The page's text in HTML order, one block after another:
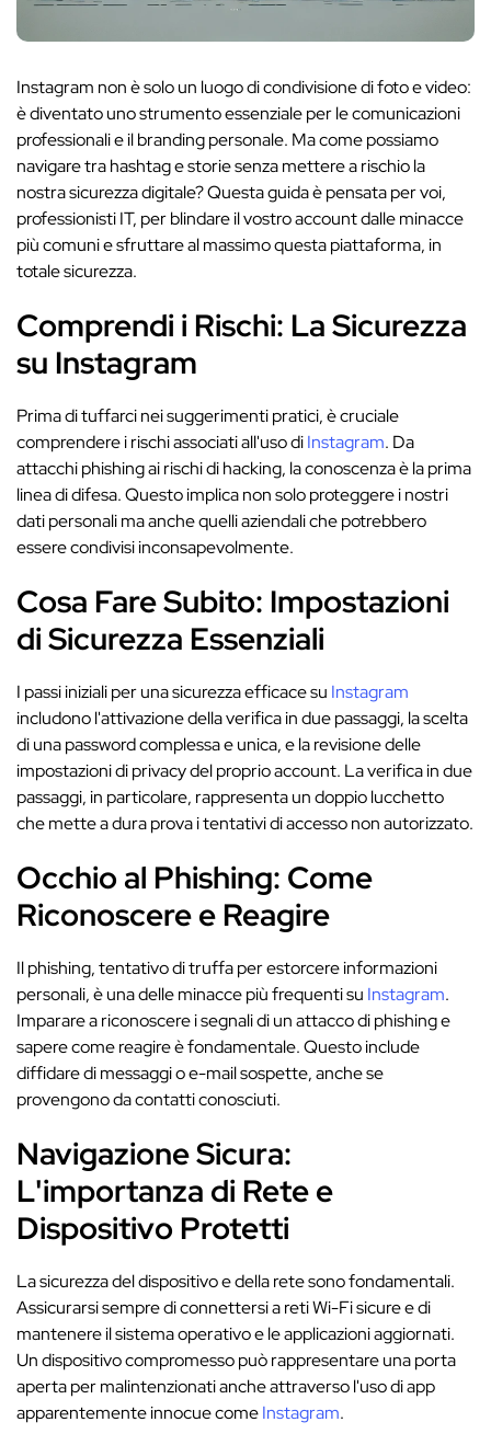
Instagram non è solo un luogo di condivisione di foto e video:
è diventato uno strumento essenziale per le comunicazioni
professionali e il branding personale. Ma come possiamo
navigare tra hashtag e storie senza mettere a rischio la
nostra sicurezza digitale? Questa guida è pensata per voi,
professionisti IT, per blindare il vostro account dalle minacce
più comuni e sfruttare al massimo questa piattaforma, in
totale sicurezza.
Comprendi i Rischi: La Sicurezza
su Instagram
Prima di tuffarci nei suggerimenti pratici, è cruciale
comprendere i rischi associati all'uso diInstagram. Da
attacchi phishing ai rischi di hacking, la conoscenza è la prima
linea di difesa. Questo implica non solo proteggere i nostri
dati personali ma anche quelli aziendali che potrebbero
essere condivisi inconsapevolmente.
Cosa Fare Subito: Impostazioni
di Sicurezza Essenziali
I passi iniziali per una sicurezza efficace su Instagram
includono l'attivazione della verifica in due passaggi, la scelta
di una password complessa e unica, e la revisione delle
impostazioni di privacy del proprio account. La verifica in due
passaggi, in particolare, rappresenta un doppio lucchetto
che mette a dura prova i tentativi di accesso non autorizzato.
Occhio al Phishing: Come
Riconoscere e Reagire
Il phishing, tentativo di truffa per estorcere informazioni
personali, è una delle minacce più frequenti su Instagram.
Imparare a riconoscere i segnali di un attacco di phishing e
sapere come reagire è fondamentale. Questo include
diffidare di messaggi o e-mail sospette, anche se
provengono da contatti conosciuti.
Navigazione Sicura:
L'importanza di Rete e
Dispositivo Protetti
La sicurezza del dispositivo e della rete sono fondamentali.
Assicurarsi sempre di connettersi a reti Wi-Fi sicure e di
mantenere il sistema operativo e le applicazioni aggiornati.
Un dispositivo compromesso può rappresentare una porta
aperta per malintenzionati anche attraverso l'uso di app
apparentemente innocue comeInstagram.